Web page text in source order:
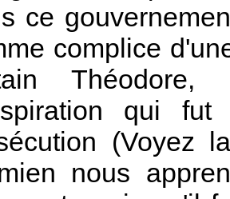
ce
complice
qui
(Voyez
nous